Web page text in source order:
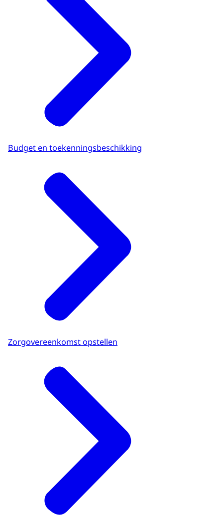
Budget en toekenningsbeschikking
Zorgovereenkomst opstellen